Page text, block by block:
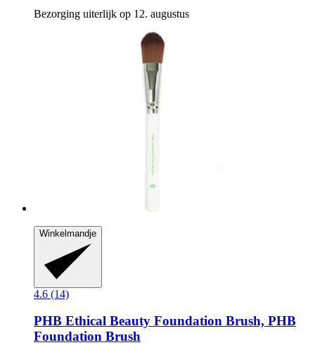
Bezorging uiterlijk op 12. augustus
Winkelmandje
4.6 (14)
PHB Ethical Beauty Foundation Brush, PHB
Foundation Brush